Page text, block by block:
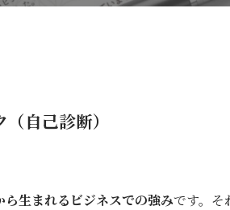
自己診断）
生まれるビジネスでの強みです。そ